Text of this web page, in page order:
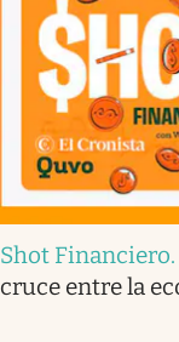
Shot Financiero.
cruce entre la